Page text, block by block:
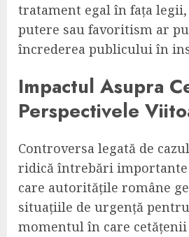
tratament egal în fața
putere sau favoritism ar
încrederea publicului în
Impactul Asupra
Perspectivele
Controversa legată de
ridică întrebări
care autoritățile române
situațiile de urgență
momentul în care